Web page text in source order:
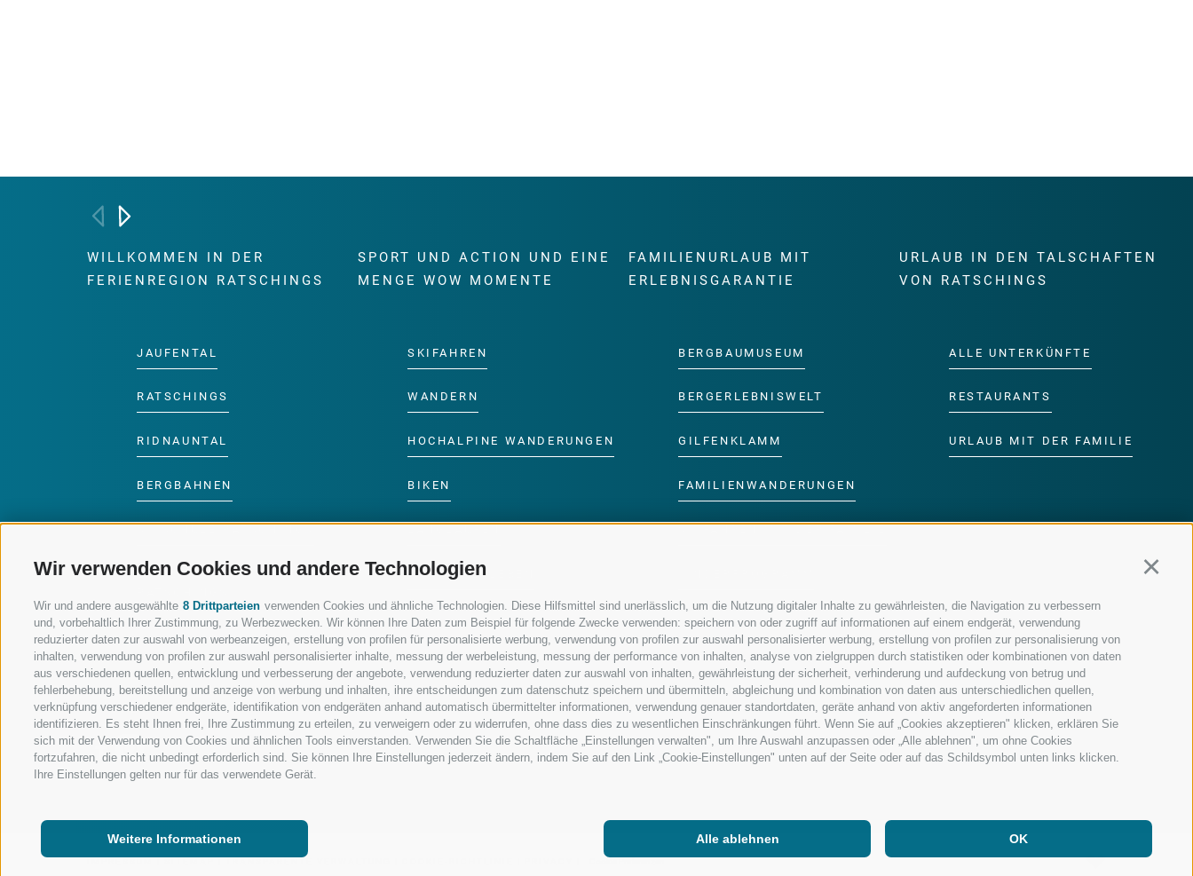
Wir verwenden Cookies und andere Technologien
Wir und andere ausgewählte 8 Drittparteien verwenden Cookies und ähnliche Technologien. Diese Hilfsmittel sind unerlässlich, um die Nutzung digitaler Inhalte zu gewährleisten, die Navigation zu verbessern
und, vorbehaltlich Ihrer Zustimmung, zu Werbezwecken. Wir können Ihre Daten zum Beispiel für folgende Zwecke verwenden: speichern von oder zugriff auf informationen auf einem endgerät, verwendung
reduzierter daten zur auswahl von werbeanzeigen, erstellung von profilen für personalisierte werbung, verwendung von profilen zur auswahl personalisierter werbung, erstellung von profilen zur personalisierung von
inhalten, verwendung von profilen zur auswahl personalisierter inhalte, messung der werbeleistung, messung der performance von inhalten, analyse von zielgruppen durch statistiken oder kombinationen von daten
aus verschiedenen quellen, entwicklung und verbesserung der angebote, verwendung reduzierter daten zur auswahl von inhalten, gewährleistung der sicherheit, verhinderung und aufdeckung von betrug und
fehlerbehebung, bereitstellung und anzeige von werbung und inhalten, ihre entscheidungen zum datenschutz speichern und übermitteln, abgleichung und kombination von daten aus unterschiedlichen quellen,
verknüpfung verschiedener endgeräte, identifikation von endgeräten anhand automatisch übermittelter informationen, verwendung genauer standortdaten, geräte anhand von aktiv angeforderten informationen
identifizieren. Es steht Ihnen frei, Ihre Zustimmung zu erteilen, zu verweigern oder zu widerrufen, ohne dass dies zu wesentlichen Einschränkungen führt. Wenn Sie auf „Cookies akzeptieren" klicken, erklären Sie
sich mit der Verwendung von Cookies und ähnlichen Tools einverstanden. Verwenden Sie die Schaltfläche „Einstellungen verwalten", um Ihre Auswahl anzupassen oder „Alle ablehnen", um ohne Cookies
fortzufahren, die nicht unbedingt erforderlich sind. Sie können Ihre Einstellungen jederzeit ändern, indem Sie auf den Link „Cookie-Einstellungen" unten auf der Seite oder auf das Schildsymbol unten links klicken.
Ihre Einstellungen gelten nur für das verwendete Gerät.
OK
Alle ablehnen
Weitere Informationen
WILLKOMMEN IN DER
FERIENREGION RATSCHINGS
JAUFENTAL
RATSCHINGS
RIDNAUNTAL
BERGBAHNEN
LUISL'S SKISCHULE IN
SPORT UND ACTION UND EINE
MENGE WOW MOMENTE
SKIFAHREN
WANDERN
HOCHALPINE WANDERUNGEN
BIKEN
WASSER ERLEBEN
FAMILIENURLAUB MIT
ERLEBNISGARANTIE
BERGBAUMUSEUM
BERGERLEBNISWELT
GILFENKLAMM
FAMILIENWANDERUNGEN
URLAUB IN DEN TALSCHAFTEN
VON RATSCHINGS
ALLE UNTERKÜNFTE
RESTAURANTS
URLAUB MIT DER FAMILIE
FOLGE UNS AUF SOCIAL MEDIA